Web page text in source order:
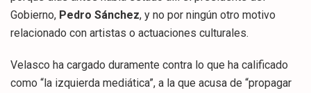
Gobierno, Pedro Sánchez, y no por ningún otro motivo
relacionado con artistas o actuaciones culturales.
Velasco ha cargado duramente contra lo que ha calificado
como “la izquierda mediática”, a la que acusa de “propagar